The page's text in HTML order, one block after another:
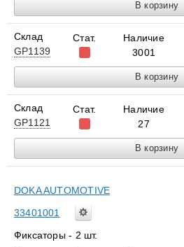
Склад
GP1139
Стат.
Наличие
3001
Склад
GP1121
Стат.
Наличие
27
DOKA AUTOMOTIVE
33401001
Фиксаторы - 2 шт.